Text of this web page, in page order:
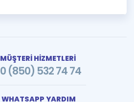
MÜŞTERİ HİZMETLERİ
0 (850) 532 74 74
WHATSAPP YARDIM